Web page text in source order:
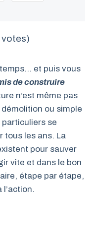
votes)
et puis vous
de construire
n’est même pas
ou simple
se
tous les ans. La
pour sauver
vite et dans le bon
étape par étape,
l’action.